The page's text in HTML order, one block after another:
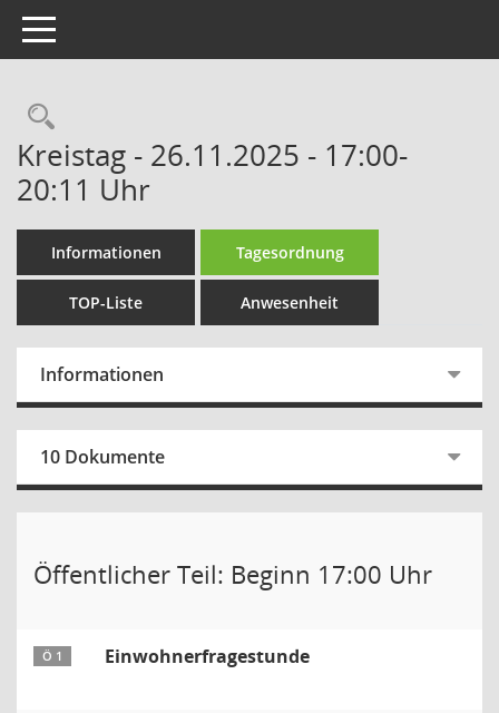
Toggle navigation
Rechercheauswahl
Kreistag - 26.11.2025 - 17:00-
20:11 Uhr
Informationen Tagesordnung
TOP-Liste Anwesenheit
Informationen
10 Dokumente
Öffentlicher Teil: Beginn 17:00 Uhr
Ö 1 Einwohnerfragestunde